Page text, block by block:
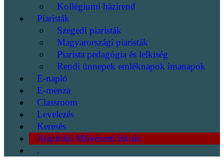
Kollégiumi házirend
Piaristák
Szegedi piaristák
Magyarországi piaristák
Piarista pedagógia és lelkiség
Rendi ünnepek emléknapok imanapok
E-napló
E-menza
Classroom
Levelezés
Keresés
Alapfokú Művészeti Iskola
.